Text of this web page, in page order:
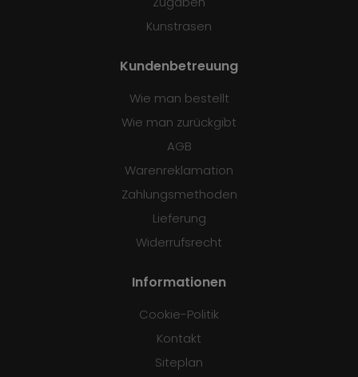
Kunstrasen
Kundenbetreuung
Wie man bestellt
Wie man zurückgibt
AGB
Warenreklamation
Zahlungsmethoden
Lieferung
Widerrufsrecht
Informationen
Cookie-Politik
Kontakt
Siteplan